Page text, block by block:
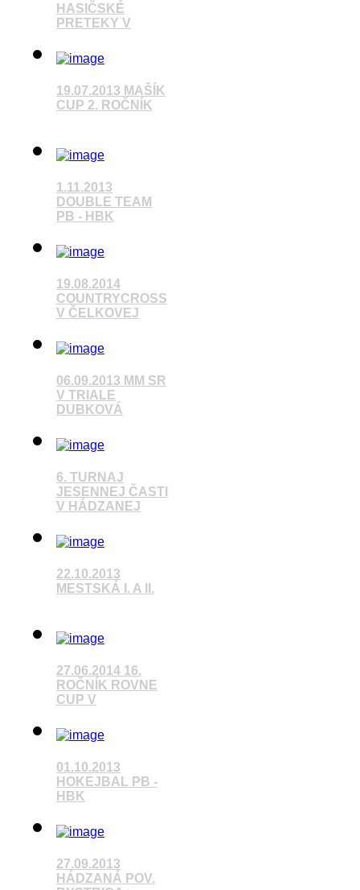
HASIČSKÉ
PRETEKY V
Pozrieť video
19.07.2013 MAŠÍK
CUP 2. ROČNÍK
Pozrieť video
1.11.2013
DOUBLE TEAM
PB - HBK
Pozrieť video
19.08.2014
COUNTRYCROSS
V ČELKOVEJ
Pozrieť video
06.09.2013 MM SR
V TRIALE
DUBKOVÁ
Pozrieť video
6. TURNAJ
JESENNEJ ČASTI
V HÁDZANEJ
Pozrieť video
22.10.2013
MESTSKÁ I. A II.
27.06.2014 16.
ROČNÍK ROVNE
CUP V
Pozrieť video
01.10.2013
HOKEJBAL PB -
HBK
Pozrieť video
27.09.2013
HÁDZANÁ POV.